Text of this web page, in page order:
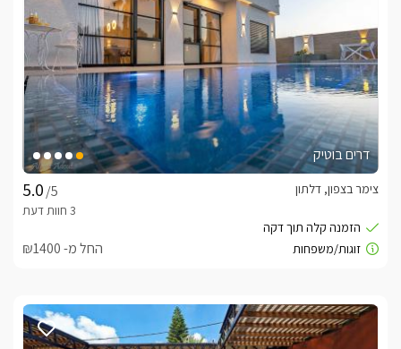
דרים בוטיק
/5
צימר בצפון, דלתון
החל מ- ₪1400